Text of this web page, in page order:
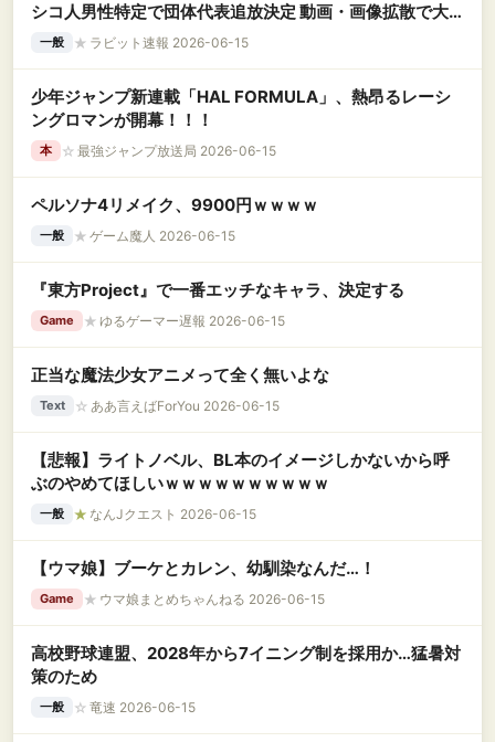
シコ人男性特定で団体代表追放決定 動画・画像拡散で大
炎上wwww
一般 ★ ラビット速報 2026-06-15
少年ジャンプ新連載「HAL FORMULA」、熱昂るレーシ
ングロマンが開幕！！！
本 ☆ 最強ジャンプ放送局 2026-06-15
ペルソナ4リメイク、9900円ｗｗｗｗ
一般 ★ ゲーム魔人 2026-06-15
『東方Project』で一番エッチなキャラ、決定する
Game ★ ゆるゲーマー遅報 2026-06-15
正当な魔法少女アニメって全く無いよな
Text ☆ ああ言えばForYou 2026-06-15
【悲報】ライトノベル、BL本のイメージしかないから呼
ぶのやめてほしいｗｗｗｗｗｗｗｗｗｗ
一般 ★ なんJクエスト 2026-06-15
【ウマ娘】ブーケとカレン、幼馴染なんだ…！
Game ★ ウマ娘まとめちゃんねる 2026-06-15
高校野球連盟、2028年から7イニング制を採用か…猛暑対
策のため
一般 ☆ 竜速 2026-06-15